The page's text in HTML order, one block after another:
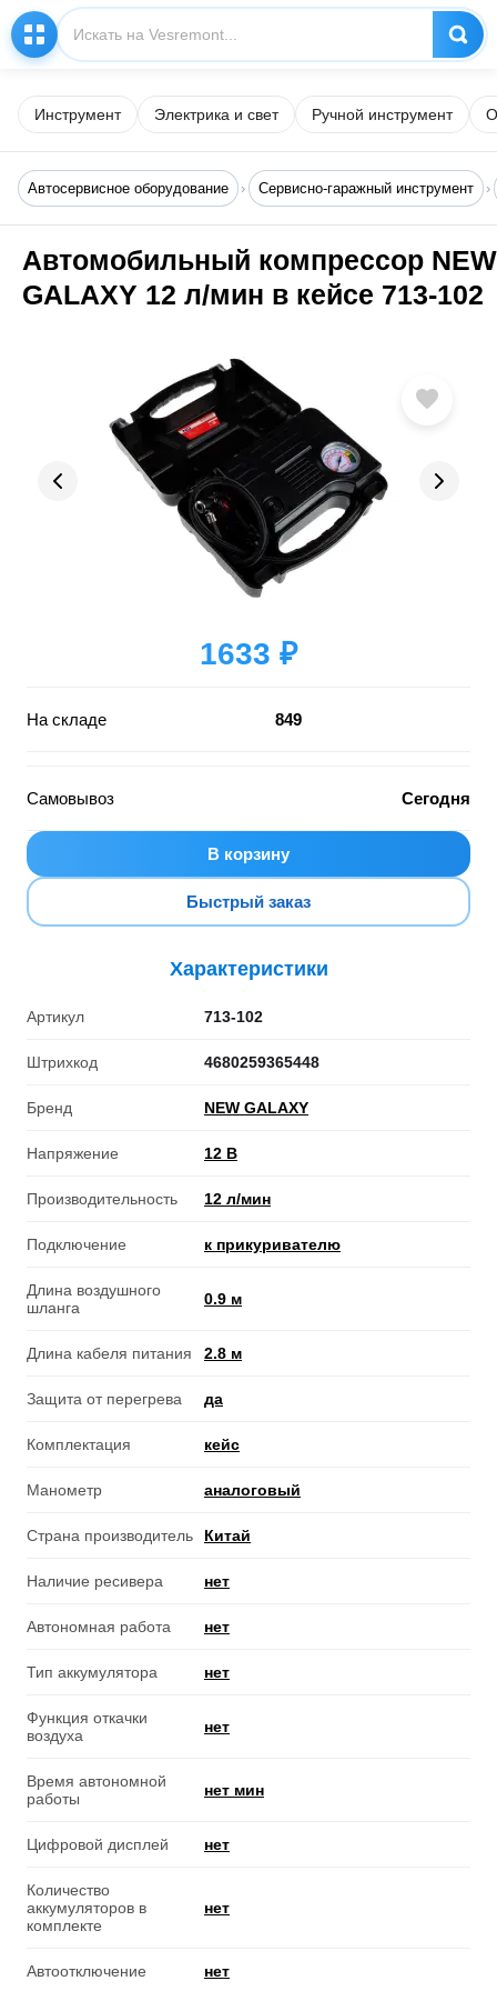
Инструмент Электрика и свет Ручной инструмент
Автосервисное оборудование Сервисно-гаражный инструмент
Автомобильный компрессор NEW
GALAXY 12 л/мин в кейсе 713-102
1633 ₽
На складе 849
Самовывоз Сегодня
В корзину
Быстрый заказ
Характеристики
Артикул 713-102
Штрихкод 4680259365448
Бренд NEW GALAXY
Напряжение 12 В
Производительность 12 л/мин
Подключение к прикуривателю
Длина воздушного
шланга
0.9 м
Длина кабеля питания 2.8 м
Защита от перегрева да
Комплектация кейс
Манометр аналоговый
Страна производитель Китай
Наличие ресивера нет
Автономная работа нет
Тип аккумулятора нет
Функция откачки
воздуха
нет
Время автономной
работы
нет мин
Цифровой дисплей нет
Количество
аккумуляторов в
комплекте
нет
Автоотключение нет